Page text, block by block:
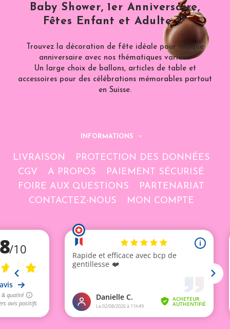
Baby Shower, 1er Anniversaire,
Fêtes Enfant et Adulte 🎈
Trouvez la décoration de fête idéale pour chaque
anniversaire avec nos thématiques variées.
Un large choix de ballons, articles de table et
accessoires pour des célébrations mémorables partout
en Suisse.
INFORMATIONS
LIVRAISON
PROTECTION DES DONNÉES
CGV
A PROPOS
PAIEMENT SÉCURISÉ
FOIRE AUX QUESTIONS
PARTENARIAT
CONTACTEZ-NOUS
MON COMPTE